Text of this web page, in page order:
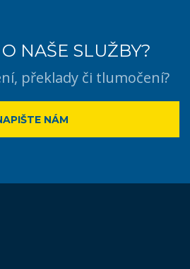
NAŠE SLUŽBY?
překlady či tlumočení?
NÁM